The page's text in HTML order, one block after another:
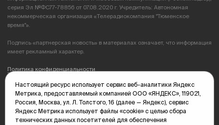
серия Эл №ФС77-78856 от 07.08.2020 г. Учредитель: Автономная
некоммерческая организация «Телерадиокомпания "Тюменское
время"».
Подпись «партнерская новость» в материалах означает, что информация
имеет рекламный характер.
Политика конфиденциальности
Редакция: 625035, Тюмень, пр. Геологоразведчиков, 28А
(3452) 68-89-05
edit@vsluh.ru
Главный редактор: Панкина Т.Ю.
Настоящий ресурс использует сервис веб-аналитики Яндекс
Метрика, предоставляемый компанией ООО «ЯНДЕКС», 119021,
Россия, Москва, ул. Л. Толстого, 16 (далее — Яндекс), сервис
Яндекс Метрика использует файлы «cookie» с целью сбора
технических данных посетителей для обеспечения